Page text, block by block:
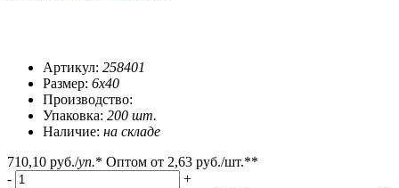
Артикул: 258401
Размер: 6х40
Производство:
Упаковка: 200 шт.
Наличие: на складе
710,10 руб./уп.* Оптом от 2,63 руб./шт.**
-
+